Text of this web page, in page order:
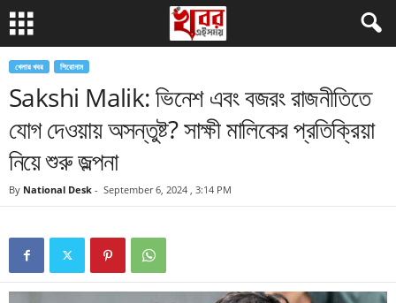
খেলার খবর শিরোনাম
Sakshi Malik: ভিনেশ এবং বজরং রাজনীতিতে
যোগ দেওয়ায় অসন্তুষ্ট? সাক্ষী মালিকের প্রতিক্রিয়া
নিয়ে শুরু জল্পনা
By National Desk - September 6, 2024 , 3:14 PM